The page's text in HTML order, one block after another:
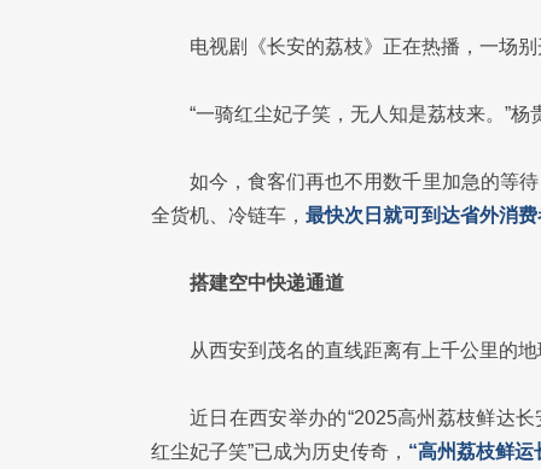
电视剧《长安的荔枝》正在热播，一场
“一骑红尘妃子笑，无人知是荔枝来。”
如今，食客们再也不用数千里加急的等
全货机、冷链车， 最快次日就可到达省外消
搭建空中快递通道
从西安到茂名的直线距离有上千公里的
近日在西安举办的“2025高州荔枝鲜达
红尘妃子笑”已成为历史传奇， “高州荔枝鲜